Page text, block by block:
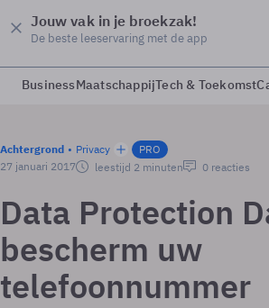
Jouw vak in je broekzak!
De beste leeservaring met de app
BusinessMaatschappijTech & Toekomst
Achtergrond Privacy
PRO
27 januari 2017
leestijd 2 minuten 0 reacties
Data Protection
bescherm uw
telefoonnummer